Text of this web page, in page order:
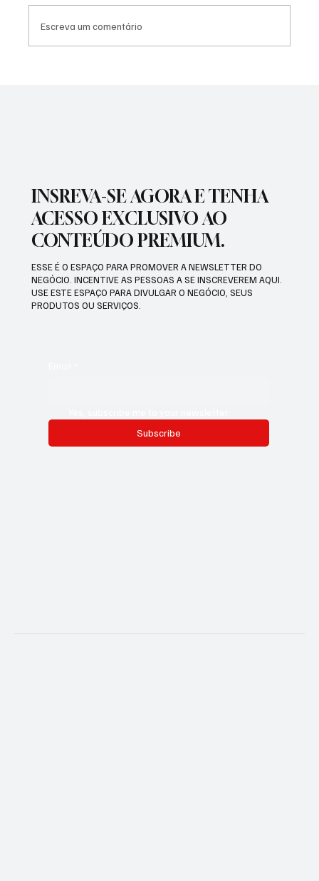
Escreva um comentário
INSREVA-SE AGORA E TENHA
ACESSO EXCLUSIVO AO
CONTEÚDO PREMIUM.
ESSE É O ESPAÇO PARA PROMOVER A NEWSLETTER DO
NEGÓCIO. INCENTIVE AS PESSOAS A SE INSCREVEREM AQUI.
USE ESTE ESPAÇO PARA DIVULGAR O NEGÓCIO, SEUS
PRODUTOS OU SERVIÇOS.
Subscribe